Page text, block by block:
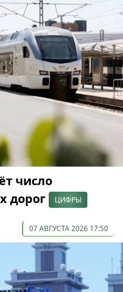
число
дорог
ЦИФРЫ
07 АВГУСТА 2026 17:50